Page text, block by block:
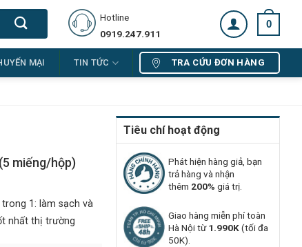
Hotline
0919.247.911
0
MẠI TIN TỨC TRA CỨU ĐƠN HÀNG
Tiêu chí hoạt động
Phát hiện hàng giả, bạn
trả hàng và nhận
thêm 200% giá trị.
Giao hàng miễn phí toàn
Hà Nội từ1.990K(tối đa
50K).
miếng/hộp)
1: làm sạch và
nhất thị trường